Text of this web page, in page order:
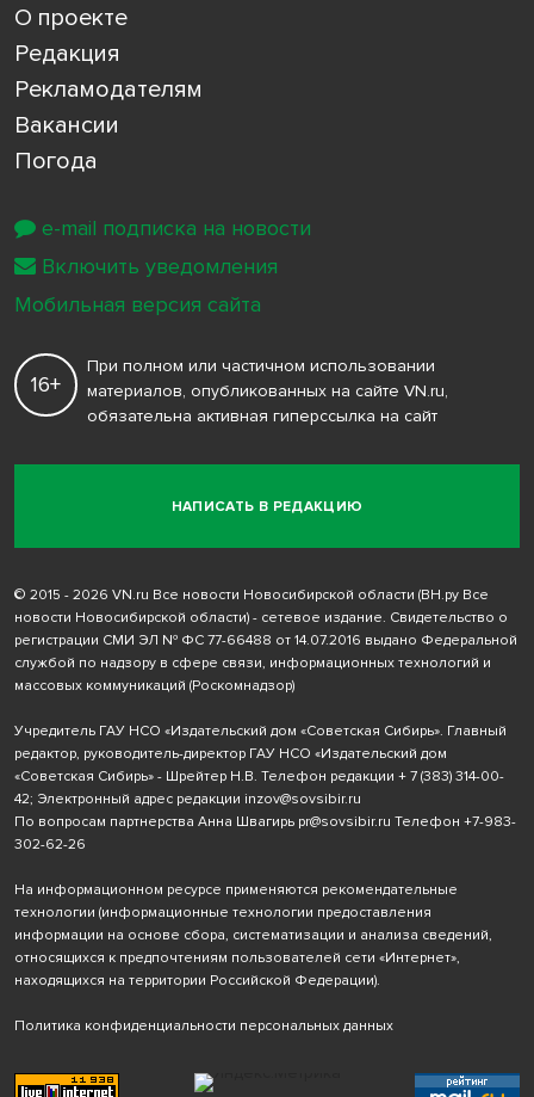
О проекте
Редакция
Рекламодателям
Вакансии
Погода
НАПИСАТЬ В РЕДАКЦИЮ
16+
При полном или частичном использовании
материалов, опубликованных на сайте VN.ru,
обязательна активная гиперссылка на сайт
© 2015 - 2026 VN.ru Все новости Новосибирской области (ВН.ру Все
новости Новосибирской области) - сетевое издание. Свидетельство о
регистрации СМИ ЭЛ № ФС 77-66488 от 14.07.2016 выдано Федеральной
службой по надзору в сфере связи, информационных технологий и
массовых коммуникаций (Роскомнадзор)
Учредитель ГАУ НСО «Издательский дом «Советская Сибирь». Главный
редактор, руководитель-директор ГАУ НСО «Издательский дом
«Советская Сибирь» - Шрейтер Н.В. Телефон редакции + 7 (383) 314-00-
42; Электронный адрес редакции inzov@sovsibir.ru
По вопросам партнерства Анна Швагирь pr@sovsibir.ru Телефон +7-983-
302-62-26
На информационном ресурсе применяются рекомендательные
технологии (информационные технологии предоставления
информации на основе сбора, систематизации и анализа сведений,
относящихся к предпочтениям пользователей сети «Интернет»,
находящихся на территории Российской Федерации).
Политика конфиденциальности персональных данных
e-mail подписка на новости
Включить уведомления
Мобильная версия сайта